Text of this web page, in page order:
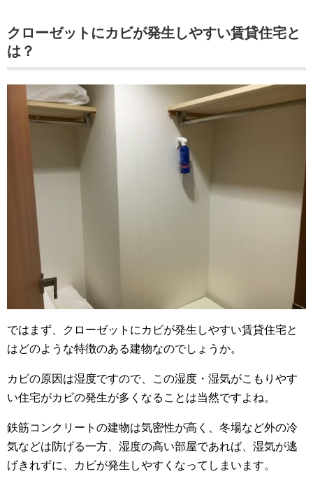
クローゼットにカビが発生しやすい賃貸住宅と
は？
ではまず、クローゼットにカビが発生しやすい賃貸住宅と
はどのような特徴のある建物なのでしょうか。
カビの原因は湿度ですので、この湿度・湿気がこもりやす
い住宅がカビの発生が多くなることは当然ですよね。
鉄筋コンクリートの建物は気密性が高く、冬場など外の冷
気などは防げる一方、湿度の高い部屋であれば、湿気が逃
げきれずに、カビが発生しやすくなってしまいます。